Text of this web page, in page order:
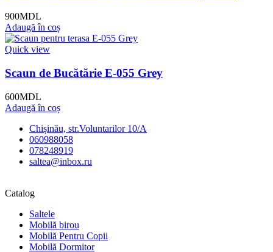
900MDL
Adaugă în coș
Quick view
Scaun de Bucătărie E-055 Grey
600MDL
Adaugă în coș
Chișinău, str.Voluntarilor 10/A
060988058
078248919
saltea@inbox.ru
Catalog
Saltele
Mobilă birou
Mobilă Pentru Copii
Mobilă Dormitor